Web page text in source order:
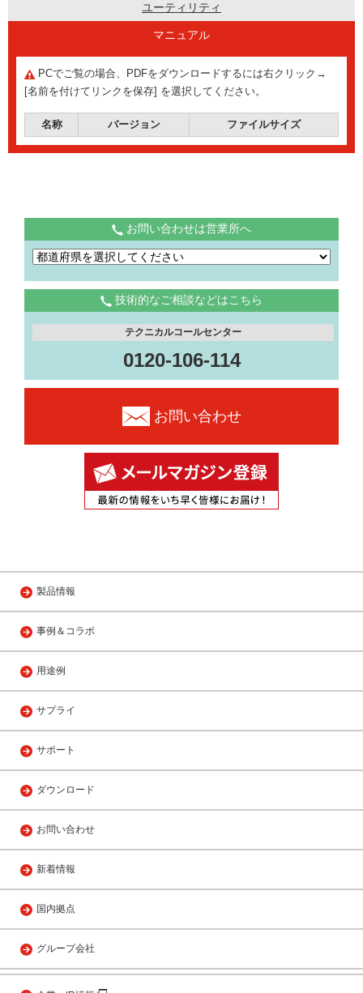
ユーティリティ
マニュアル
PCでご覧の場合、PDFをダウンロードするには右クリック→
[名前を付けてリンクを保存] を選択してください。
名称 バージョン ファイルサイズ
お問い合わせは営業所へ
技術的なご相談などはこちら
テクニカルコールセンター
0120-106-114
お問い合わせ
製品情報
事例＆コラボ
用途例
サプライ
サポート
ダウンロード
お問い合わせ
新着情報
国内拠点
グループ会社